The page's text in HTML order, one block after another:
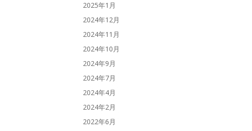
2025年1月
2024年12月
2024年11月
2024年10月
2024年9月
2024年7月
2024年4月
2024年2月
2022年6月